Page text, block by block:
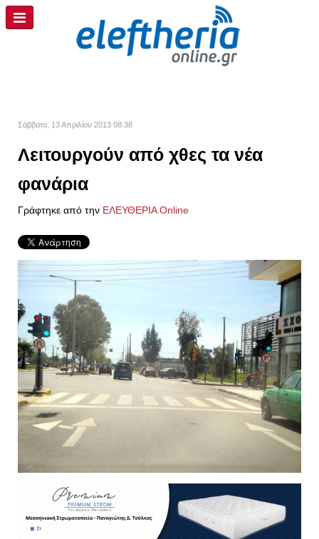
Σάββατο, 13 Απριλίου 2013 08:38
Λειτουργούν από χθες τα νέα
φανάρια
Γράφτηκε από την ΕΛΕΥΘΕΡΙΑ Online